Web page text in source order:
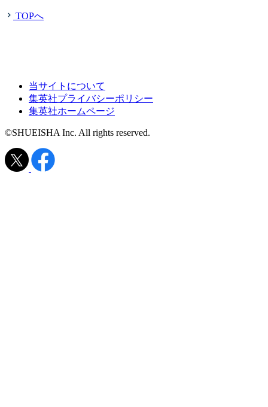
TOPへ
当サイトについて
集英社プライバシーポリシー
集英社ホームページ
©SHUEISHA Inc. All rights reserved.